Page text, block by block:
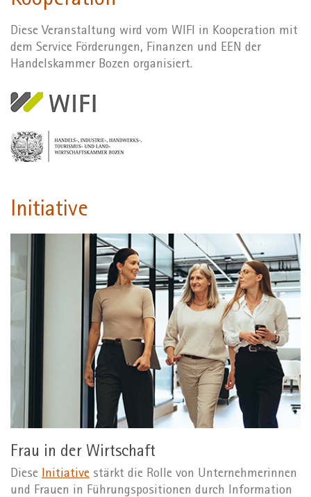
Diese Veranstaltung wird vom WIFI in Kooperation mit
dem Service Förderungen, Finanzen und EEN der
Handelskammer Bozen organisiert.
Initiative
Frau in der Wirtschaft
Diese Initiative stärkt die Rolle von Unternehmerinnen
und Frauen in Führungspositionen durch Information